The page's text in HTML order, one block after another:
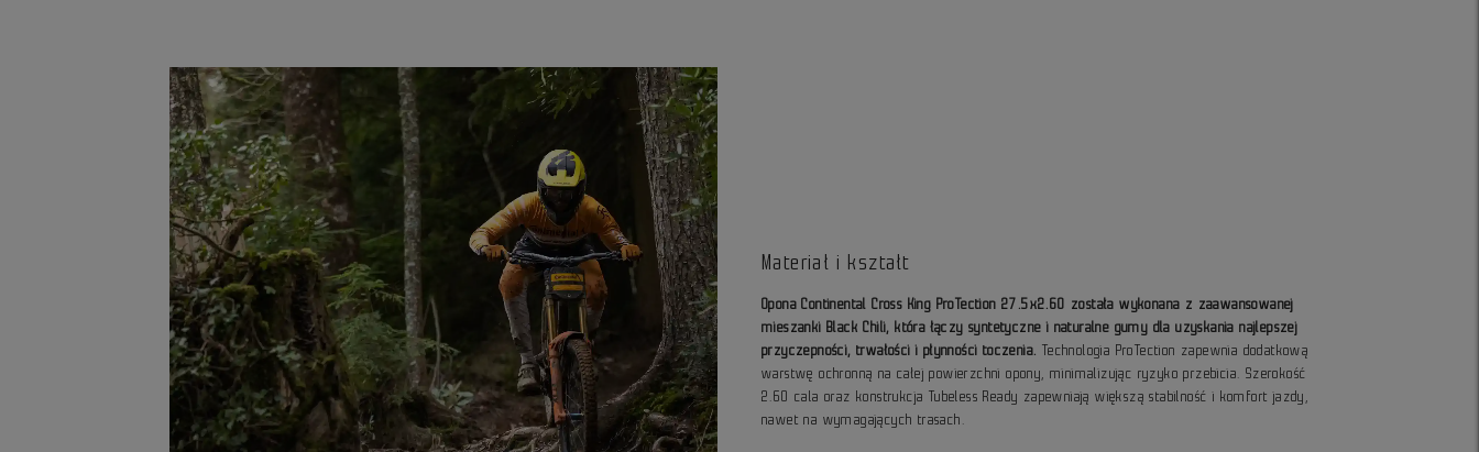
Materiał i kształt
Opona Continental Cross King ProTection 27.5x2.60 została wykonana z zaawansowanej
mieszanki Black Chili, która łączy syntetyczne i naturalne gumy dla uzyskania najlepszej
przyczepności, trwałości i płynności toczenia. Technologia ProTection zapewnia dodatkową
warstwę ochronną na całej powierzchni opony, minimalizując ryzyko przebicia. Szerokość
2.60 cala oraz konstrukcja Tubeless Ready zapewniają większą stabilność i komfort jazdy,
nawet na wymagających trasach.